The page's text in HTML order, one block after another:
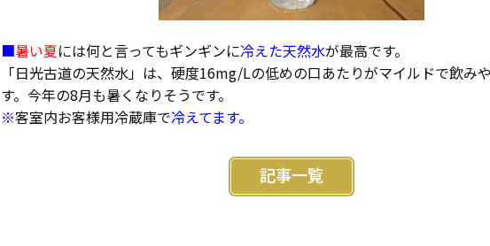
■暑い夏には何と言ってもギンギンに冷えた天然水が最高です。
「日光古道の天然水」は、硬度16mg/Lの低めの口あたりがマイルドで飲み
す。今年の8月も暑くなりそうです。
※客室内お客様用冷蔵庫で冷えてます。
記事一覧